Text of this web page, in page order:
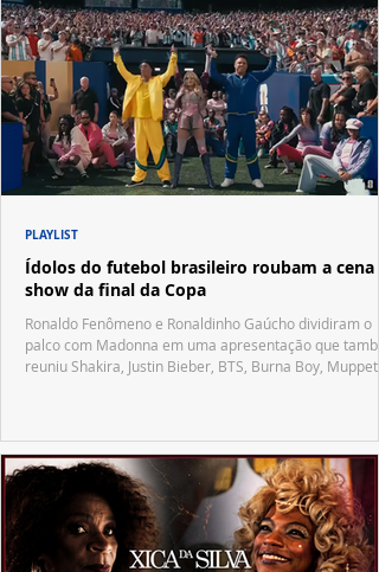
Ídolos do futebol brasileiro roubam a cena
show da final da Copa
Ronaldo Fenômeno e Ronaldinho Gaúcho dividiram o
palco com Madonna em uma apresentação que
reuniu Shakira, Justin Bieber, BTS, Burna Boy, Muppets,
PLAYLIST